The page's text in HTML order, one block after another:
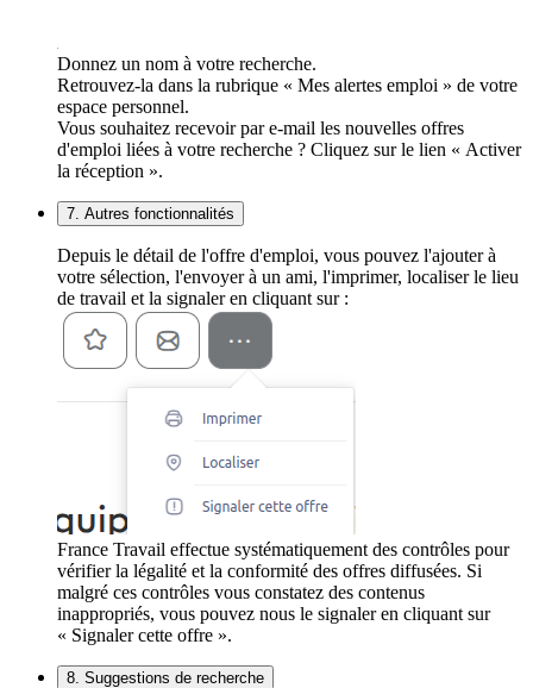
Donnez un nom à votre recherche.
Retrouvez-la dans la rubrique « Mes alertes emploi » de votre
espace personnel.
Vous souhaitez recevoir par e-mail les nouvelles offres
d'emploi liées à votre recherche ? Cliquez sur le lien « Activer
la réception ».
7. Autres fonctionnalités
Depuis le détail de l'offre d'emploi, vous pouvez l'ajouter à
votre sélection, l'envoyer à un ami, l'imprimer, localiser le lieu
de travail et la signaler en cliquant sur :
France Travail effectue systématiquement des contrôles pour
vérifier la légalité et la conformité des offres diffusées. Si
malgré ces contrôles vous constatez des contenus
inappropriés, vous pouvez nous le signaler en cliquant sur
« Signaler cette offre ».
8. Suggestions de recherche